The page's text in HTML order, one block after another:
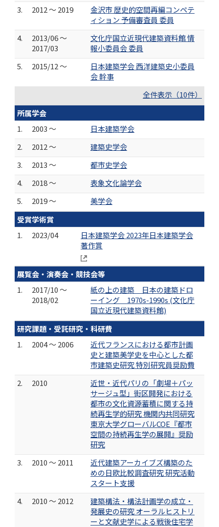
3.
2012 ～ 2019
金沢市 歴史的空間再編コンペテ
ィション 予備審査員 委員
4.
2013/06 ～
2017/03
文化庁国立近現代建築資料館 情
報小委員会 委員
5.
2015/12 ～
日本建築学会 西洋建築史小委員
会 幹事
全件表示（10件）
所属学会
1.
2003 ～
日本建築学会
2.
2012 ～
建築史学会
3.
2013 ～
都市史学会
4.
2018 ～
表象文化論学会
5.
2019 ～
美学会
受賞学術賞
1.
2023/04
日本建築学会 2023年日本建築学会
著作賞
展覧会・演奏会・競技会等
1.
2017/10 ～
2018/02
紙の上の建築 日本の建築ドロ
ーイング 1970s-1990s (文化庁
国立近現代建築資料館)
研究課題・受託研究・科研費
1.
2004 ～ 2006
近代フランスにおける都市計画
史と建築美学史を中心とした都
市建築史研究 特別研究員奨励費
2.
2010
近世・近代パリの「劇場＋パッ
サージュ型」街区開発における
都市の文化資源蓄積に関する持
続再生学的研究 機関内共同研究
東京大学グローバルCOE『都市
空間の持続再生学の展開』奨励
研究
3.
2010 ～ 2011
近代建築アーカイブズ構築のた
めの日欧比較調査研究 研究活動
スタート支援
4.
2010 ～ 2012
建築構法・構法計画学の成立・
発展史の研究 オーラルヒストリ
ーと文献史学による戦後住宅学